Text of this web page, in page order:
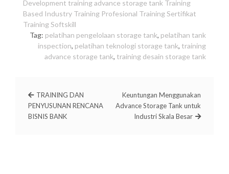
Development training advance storage tank Training
Based Industry Training Profesional Training Sertifikat
Training Softskill
Tag: pelatihan pengelolaan storage tank, pelatihan tank
inspection, pelatihan teknologi storage tank, training
advance storage tank, training desain storage tank
TRAINING DAN
PENYUSUNAN RENCANA
BISNIS BANK
Keuntungan Menggunakan
Advance Storage Tank untuk
Industri Skala Besar